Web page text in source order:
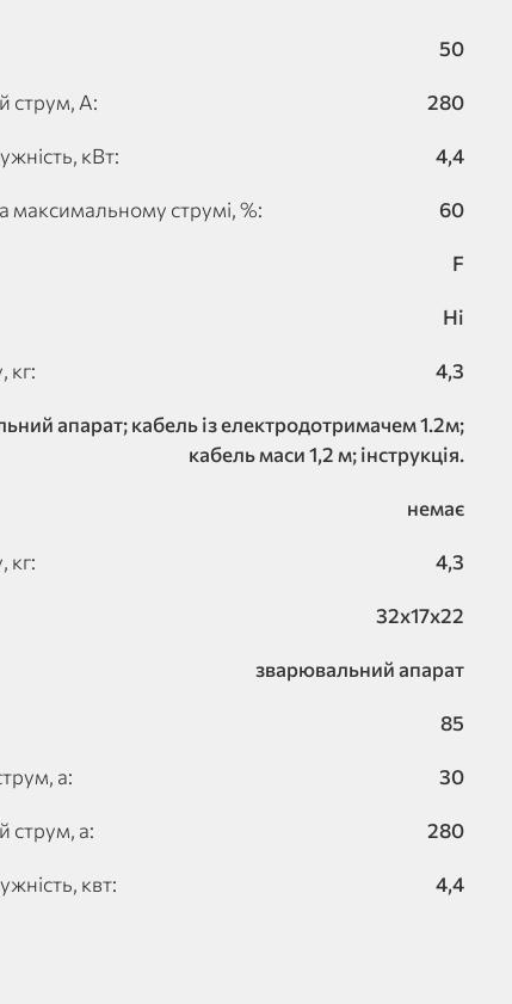
50
струм, А: 280
кВт: 4,4
максимальному струмі, %: 60
F
Ні
кг: 4,3
апарат; кабель із електродотримачем 1.2м;
кабель маси 1,2 м; інструкція.
немає
кг: 4,3
32х17х22
зварювальний апарат
85
а: 30
струм, а: 280
квт: 4,4